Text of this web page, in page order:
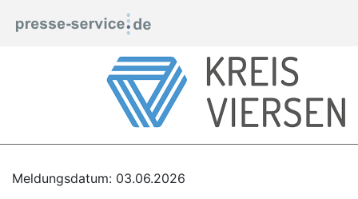
Meldungsdatum: 03.06.2026